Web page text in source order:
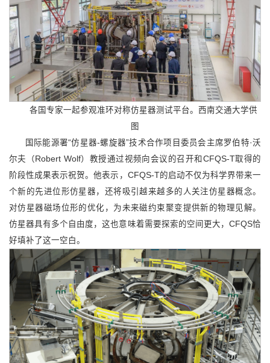
各国专家一起参观准环对称仿星器测试平台。西南交通大学供
图
国际能源署“仿星器-螺旋器”技术合作项目委员会主席罗伯特·沃
尔夫（Robert Wolf）教授通过视频向会议的召开和CFQS-T取得的
阶段性成果表示祝贺。他表示，CFQS-T的启动不仅为科学界带来一
个新的先进位形仿星器，还将吸引越来越多的人关注仿星器概念。
对仿星器磁场位形的优化，为未来磁约束聚变提供新的物理见解。
仿星器具有多个自由度，这也意味着需要探索的空间更大，CFQS恰
好填补了这一空白。